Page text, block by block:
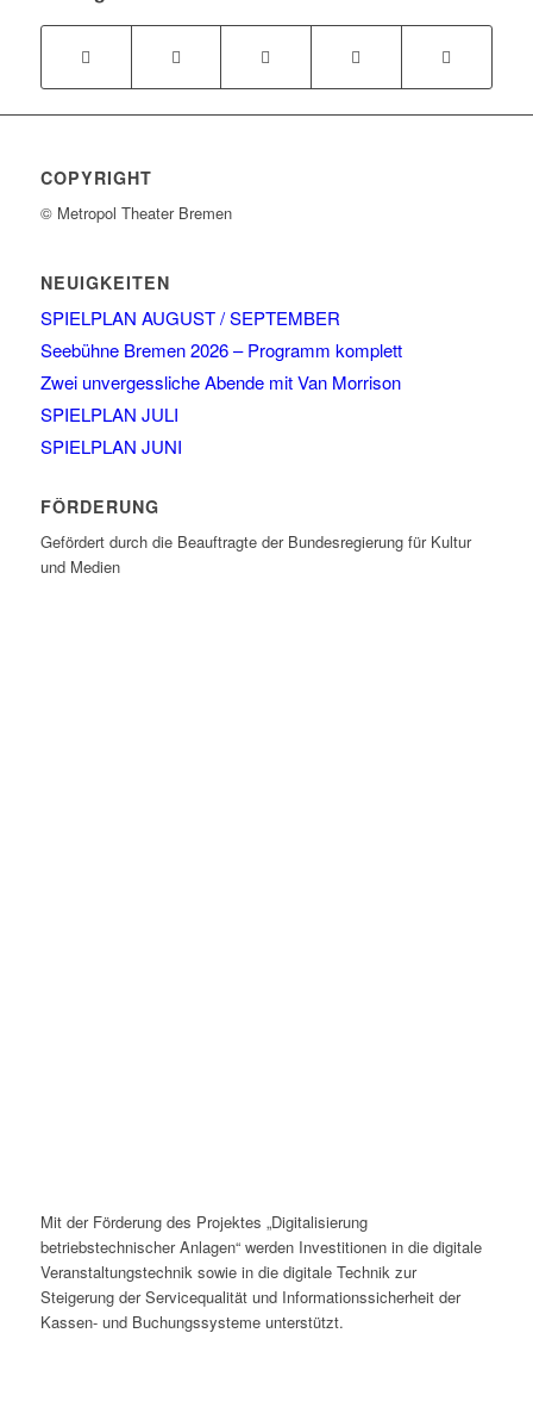
COPYRIGHT
© Metropol Theater Bremen
NEUIGKEITEN
SPIELPLAN AUGUST / SEPTEMBER
Seebühne Bremen 2026 – Programm komplett
Zwei unvergessliche Abende mit Van Morrison
SPIELPLAN JULI
SPIELPLAN JUNI
FÖRDERUNG
Gefördert durch die Beauftragte der Bundesregierung für Kultur
und Medien
Mit der Förderung des Projektes „Digitalisierung
betriebstechnischer Anlagen“ werden Investitionen in die digitale
Veranstaltungstechnik sowie in die digitale Technik zur
Steigerung der Servicequalität und Informationssicherheit der
Kassen- und Buchungssysteme unterstützt.